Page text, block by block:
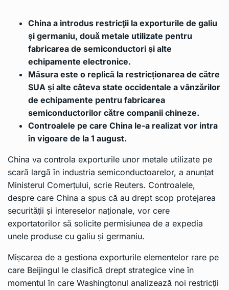
China a introdus restricţii la exporturile de galiu
și germaniu, două metale utilizate pentru
fabricarea de semiconductori şi alte
echipamente electronice.
Măsura este o replică la restricționarea de către
SUA și alte câteva state occidentale a vânzărilor
de echipamente pentru fabricarea
semiconductorilor către companii chineze.
Controalele pe care China le-a realizat vor intra
în vigoare de la 1 august.
China va controla exporturile unor metale utilizate pe
scară largă în industria semiconductoarelor, a anunțat
Ministerul Comerțului, scrie Reuters. Controalele,
despre care China a spus că au drept scop protejarea
securității și intereselor naționale, vor cere
exportatorilor să solicite permisiunea de a expedia
unele produse cu galiu și germaniu.
Mișcarea de a gestiona exporturile elementelor rare pe
care Beijingul le clasifică drept strategice vine în
momentul în care Washingtonul analizează noi restricții